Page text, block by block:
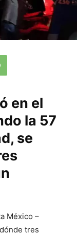
en el
la 57
se
México –
tres